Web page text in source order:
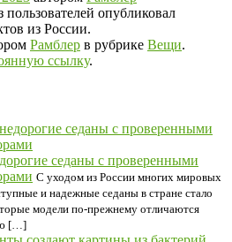
опубликовал
из России.
Рамблер в рубрике Вещи.
ссылку.
седаны с проверенными
С уходом из России многих мировых
и надежные седаны в стране стало
модели по-прежнему отличаются
[…]